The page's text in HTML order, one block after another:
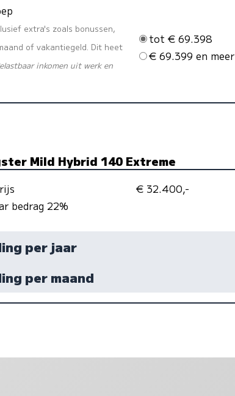
extra's zoals bonussen,
of vakantiegeld. Dit heet
inkomen uit werk en
tot € 69.398
€ 69.399 en meer
Mild Hybrid 140 Extreme
€ 32.400,-
bedrag 22%
per jaar
per maand